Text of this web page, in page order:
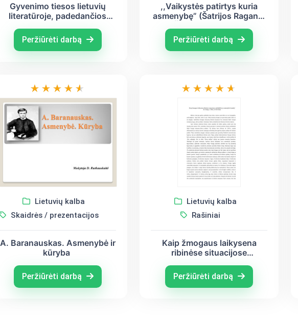
Gyvenimo tiesos lietuvių
literatūroje, padedančios
asmenybę (B. Sruoga, J.
Biliūnas)
Peržiūrėti darbą
,,Vaikystės patirtys kuria
asmenybę” (Šatrijos Ragana,
Romualdas Granauskas)
Peržiūrėti darbą
Lietuvių kalba
Skaidrės / prezentacijos
A. Baranauskas. Asmenybė ir
kūryba
Peržiūrėti darbą
Lietuvių kalba
Rašiniai
Kaip žmogaus laikysena
ribinėse situacijose
brandą?
Peržiūrėti darbą